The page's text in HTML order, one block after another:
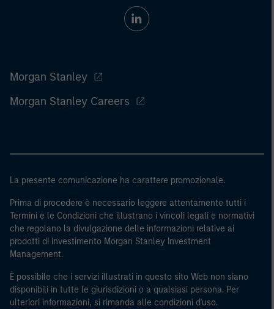
Morgan Stanley
Morgan Stanley Careers
La presente comunicazione ha carattere promozionale.
Prima di procedere è necessario leggere attentamente tutti i
Termini e le Condizioni che illustrano i vincoli legali e normativi
che regolano la divulgazione delle informazioni relative ai
prodotti di investimento Morgan Stanley Investment
Management.
È possibile che i servizi illustrati in questo sito Web non siano
disponibili in tutte le giurisdizioni o a qualsiasi persona. Per
ulteriori informazioni, si rimanda alle condizioni d'uso.